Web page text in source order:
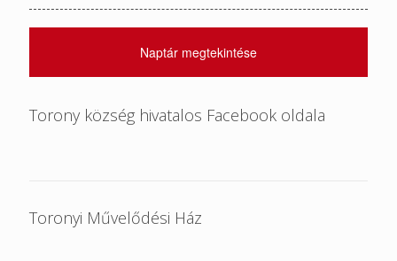
Naptár megtekintése
Torony község hivatalos Facebook oldala
Toronyi Művelődési Ház